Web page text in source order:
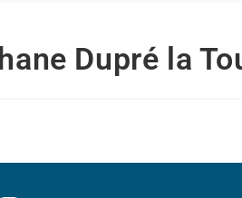
Dupré la